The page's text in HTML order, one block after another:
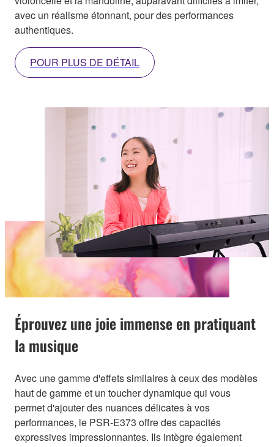
avec un réalisme étonnant, pour des performances
authentiques.
POUR PLUS DE DÉTAIL
Éprouvez une joie immense en pratiquant
la musique
Avec une gamme d'effets similaires à ceux des modèles
haut de gamme et un toucher dynamique qui vous
permet d'ajouter des nuances délicates à vos
performances, le PSR-E373 offre des capacités
expressives impressionnantes. Ils intègre également